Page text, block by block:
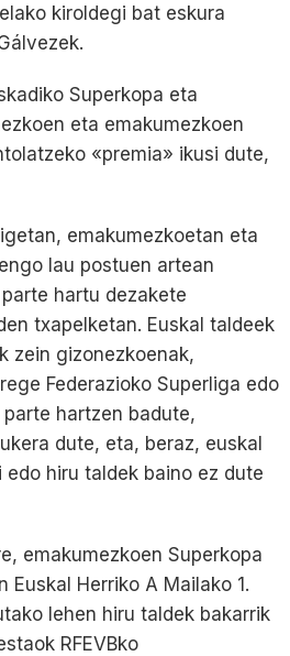
kiroldegi bat eskura
Superkopa eta
eta emakumezkoen
«premia» ikusi dute,
emakumezkoetan eta
lau postuen artean
hartu dezakete
txapelketan. Euskal taldeek
zein gizonezkoenak,
Federazioko Superliga edo
hartzen badute,
dute, eta, beraz, euskal
hiru taldek baino ez dute
emakumezkoen Superkopa
Euskal Herriko A Mailako 1.
lehen hiru taldek bakarrik
RFEVBko